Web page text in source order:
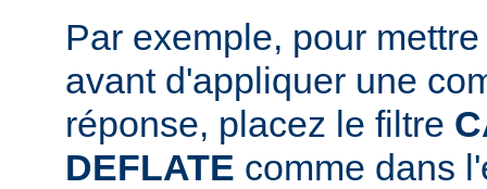
Par exemple, pour
avant d'appliquer une
réponse, placez le filtre
DEFLATE comme dans